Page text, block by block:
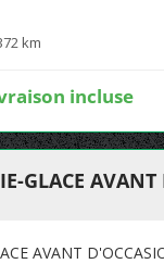
km
incluse
GLACE
AVANT